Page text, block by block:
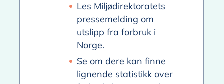
Les Miljødirektoratets
pressemelding om
utslipp fra forbruk i
Norge.
Se om dere kan finne
lignende statistikk over